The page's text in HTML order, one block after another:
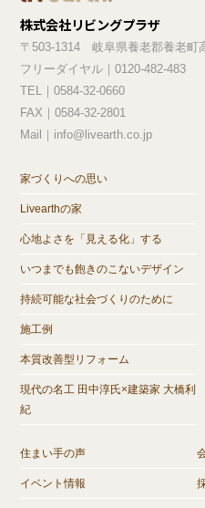
株式会社リビングプラザ
〒503-1314 岐阜県養老郡養老町
フリーダイヤル｜0120-482-483
TEL｜0584-32-0660
FAX｜0584-32-2801
Mail｜info@livearth.co.jp
家づくりへの思い
Livearthの家
心地よさを「見える化」する
いつまでも飽きのこないデザイン
持続可能な社会づくりのために
施工例
本質改善型リフォーム
現代の名工 田中淳氏×建築家 大橋利
紀
住まい手の声
イベント情報